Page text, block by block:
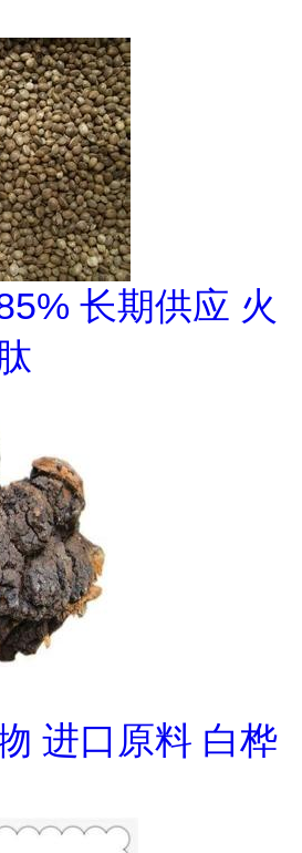
长期供应 火
进口原料 白桦